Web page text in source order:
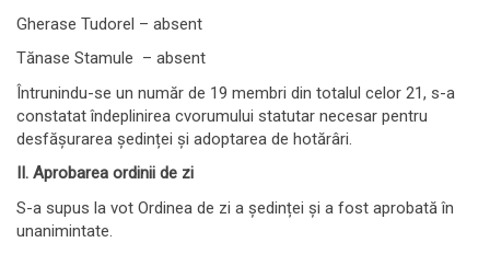
Gherase Tudorel – absent
Tănase Stamule – absent
Întrunindu-se un număr de 19 membri din totalul celor 21, s-a
constatat îndeplinirea cvorumului statutar necesar pentru
desfășurarea ședinței și adoptarea de hotărâri.
II. Aprobarea ordinii de zi
S-a supus la vot Ordinea de zi a ședinței și a fost aprobată în
unanimintate.